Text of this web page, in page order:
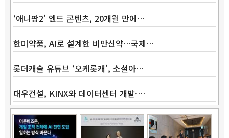
‘애니팡2’ 엔드 콘텐츠, 20개월 만에…
한미약품, AI로 설계한 비만신약…국제…
롯데캐슬 유튜브 ‘오케롯캐’, 소셜아…
대우건설, KINX와 데이터센터 개발·…